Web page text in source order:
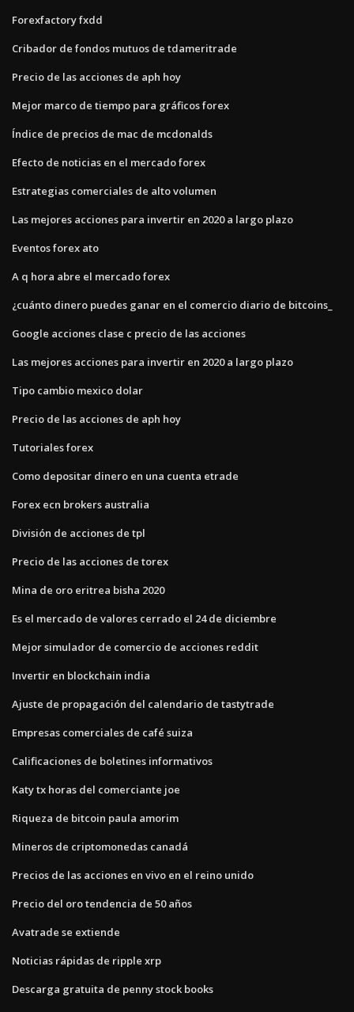
Forexfactory fxdd
Cribador de fondos mutuos de tdameritrade
Precio de las acciones de aph hoy
Mejor marco de tiempo para gráficos forex
Índice de precios de mac de mcdonalds
Efecto de noticias en el mercado forex
Estrategias comerciales de alto volumen
Las mejores acciones para invertir en 2020 a largo plazo
Eventos forex ato
A q hora abre el mercado forex
¿cuánto dinero puedes ganar en el comercio diario de bitcoins_
Google acciones clase c precio de las acciones
Las mejores acciones para invertir en 2020 a largo plazo
Tipo cambio mexico dolar
Precio de las acciones de aph hoy
Tutoriales forex
Como depositar dinero en una cuenta etrade
Forex ecn brokers australia
División de acciones de tpl
Precio de las acciones de torex
Mina de oro eritrea bisha 2020
Es el mercado de valores cerrado el 24 de diciembre
Mejor simulador de comercio de acciones reddit
Invertir en blockchain india
Ajuste de propagación del calendario de tastytrade
Empresas comerciales de café suiza
Calificaciones de boletines informativos
Katy tx horas del comerciante joe
Riqueza de bitcoin paula amorim
Mineros de criptomonedas canadá
Precios de las acciones en vivo en el reino unido
Precio del oro tendencia de 50 años
Avatrade se extiende
Noticias rápidas de ripple xrp
Descarga gratuita de penny stock books